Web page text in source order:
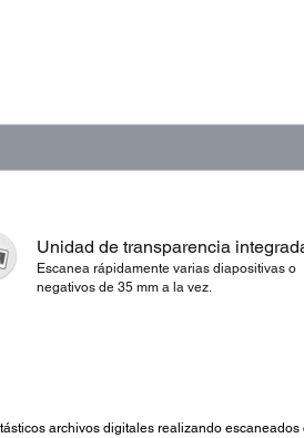
Unidad de transparencia
Escanea rápidamente varias diapositivas o
negativos de 35 mm a la vez.
archivos digitales realizando